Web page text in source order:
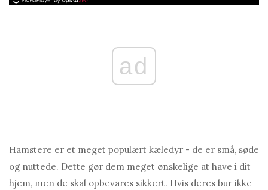
ad
Hamstere er et meget populært kæledyr - de er små, søde
og nuttede. Dette gør dem meget ønskelige at have i dit
hjem, men de skal opbevares sikkert. Hvis deres bur ikke